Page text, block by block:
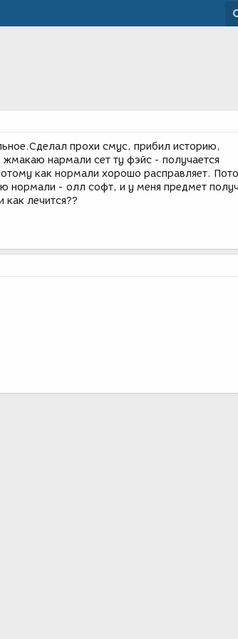
прохи смус, прибил историю,
нармали сет ту фэйс - получается
как нормали хорошо расправляет.
нормали - олл софт, и у меня предмет
как лечится??